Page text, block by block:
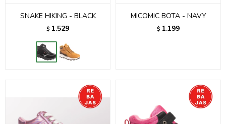
SNAKE HIKING - BLACK
$ 1.529
MICOMIC BOTA - NAVY
$ 1.199